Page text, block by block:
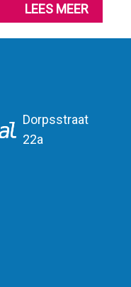
LEES MEER
Dorpsstraat
22a